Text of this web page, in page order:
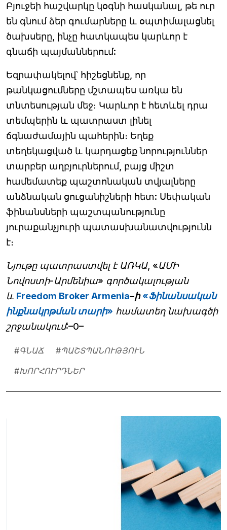
Բյուջեի հաշվարկը կօգնի հասկանալ, թե ուր
են գնում ձեր գումարները և օպտիմալացնել
ծախսերը, ինչը հատկապես կարևոր է
գնաճի պայմաններում:
Եզրափակելով՝ հիշեցնենք, որ
թանկացումները մշտապես առկա են
տնտեսության մեջ։ Կարևոր է հետևել դրա
տեմպերին և պատրաստ լինել
ճգնաժամային պահերին։ Եղեք
տեղեկացված և կարդացեք նորություններ
տարբեր աղբյուրներում, բայց միշտ
համեմատեք պաշտոնական տվյալները
անձնական ցուցանիշների հետ: Սեփական
ֆինանսների պաշտպանությունը
յուրաքանչյուրի պատասխանատվությունն
է։
Նյութը պատրաստվել է ԱՌԿԱ, «ԱՄԻ
Նովոստի-Արմենիա» գործակալության
և Freedom Broker Armenia–ի «Ֆինանսական
ինքնակրթման տարի» համատեղ նախագծի
շրջանակում:–0–
#ԳՆԱՃ #ՊԱՇՏՊԱՆՈՒԹՅՈՒՆ
#ԽՈՐՀՈՒՐԴՆԵՐ